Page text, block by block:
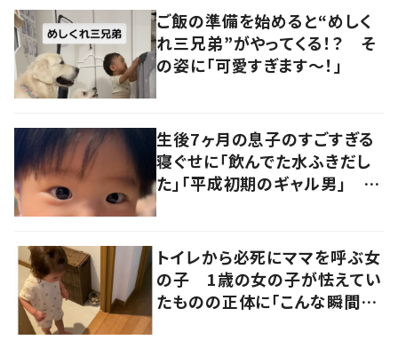
ご飯の準備を始めると“めしく
れ三兄弟”がやってくる！？ そ
の姿に「可愛すぎます〜！」
生後7ヶ月の息子のすごすぎる
寝ぐせに「飲んでた水ふきだし
た」「平成初期のギャル男」 実
トイレから必死にママを呼ぶ女
の子 1歳の女の子が怯えてい
たものの正体に「こんな瞬間